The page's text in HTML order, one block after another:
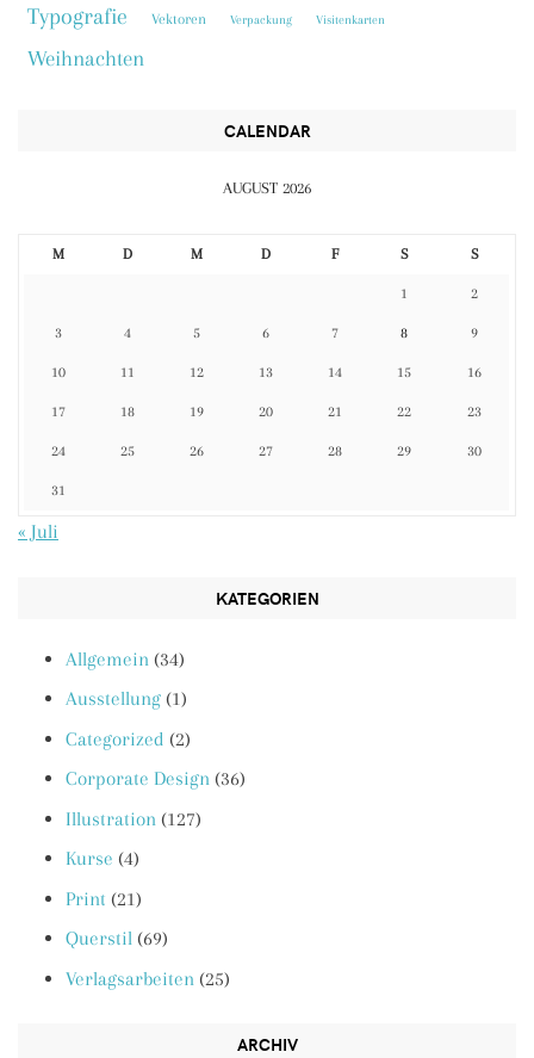
Typografie Vektoren Verpackung Visitenkarten
Weihnachten
CALENDAR
AUGUST 2026
M D M D F S S
1 2
3 4 5 6 7 8 9
10 11 12 13 14 15 16
17 18 19 20 21 22 23
24 25 26 27 28 29 30
31
« Juli
KATEGORIEN
Allgemein (34)
Ausstellung (1)
Categorized (2)
Corporate Design (36)
Illustration (127)
Kurse (4)
Print (21)
Querstil (69)
Verlagsarbeiten (25)
ARCHIV